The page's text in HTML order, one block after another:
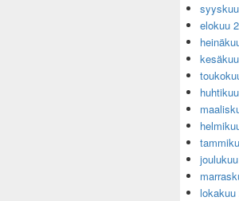
elokuu
lokakuu